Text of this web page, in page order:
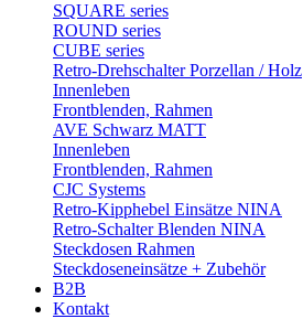
SQUARE series
ROUND series
CUBE series
Retro-Drehschalter Porzellan / Holz
Innenleben
Frontblenden, Rahmen
AVE Schwarz MATT
Innenleben
Frontblenden, Rahmen
CJC Systems
Retro-Kipphebel Einsätze NINA
Retro-Schalter Blenden NINA
Steckdosen Rahmen
Steckdoseneinsätze + Zubehör
B2B
Kontakt